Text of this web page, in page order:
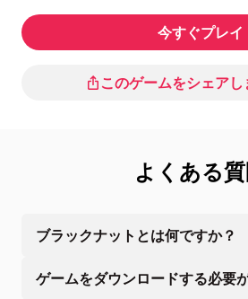
今すぐプレイ
このゲームをシェアし
よくある
ブラックナットとは何ですか？
ゲームをダウンロードする必要